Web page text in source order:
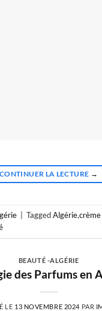
CONTINUER LA LECTURE →
TaggedAlgérie,
BEAUTÉ -ALGÉRIE
des Parfums en
LE 13 NOVEMBRE 2024 PAR